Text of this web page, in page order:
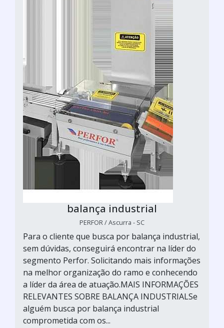
balança industrial
PERFOR / Ascurra - SC
Para o cliente que busca por balança industrial,
sem dúvidas, conseguirá encontrar na líder do
segmento Perfor. Solicitando mais informações
na melhor organização do ramo e conhecendo
a líder da área de atuação.MAIS INFORMAÇÕES
RELEVANTES SOBRE BALANÇA INDUSTRIALSe
alguém busca por balança industrial
comprometida com os...